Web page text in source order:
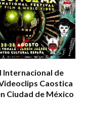
Internacional de
Caostica
Ciudad de México